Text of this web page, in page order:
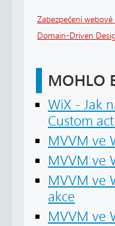
Zabezpečení webové
Domain-Driven
MOHLO
WiX - Jak
Custom
MVVM ve
MVVM ve
MVVM ve
akce
MVVM ve